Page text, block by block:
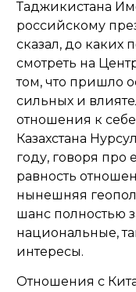
Таджикистана
российскому
сказал, до каких
смотреть на
том, что пришло
сильных и
отношения к
Казахстана
году, говоря про
равность
нынешняя
шанс полностью
национальные,
интересы.
Отношения с